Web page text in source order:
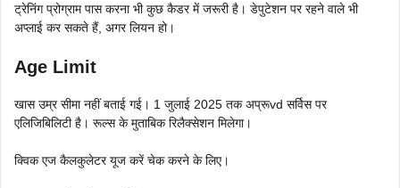
ट्रेनिंग प्रोग्राम पास करना भी कुछ कैडर में जरूरी है। डेपुटेशन पर रहने वाले भी
अप्लाई कर सकते हैं, अगर लियन हो।
Age Limit
खास उम्र सीमा नहीं बताई गई। 1 जुलाई 2025 तक अप्रूvd सर्विस पर
एलिजिबिलिटी है। रूल्स के मुताबिक रिलैक्सेशन मिलेगा।
क्विक एज कैलकुलेटर यूज करें चेक करने के लिए।